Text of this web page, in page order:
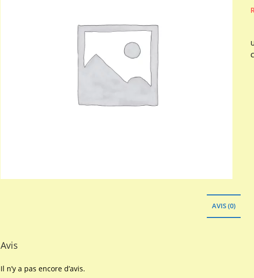
AVIS (0)
Avis
Il n’y a pas encore d’avis.